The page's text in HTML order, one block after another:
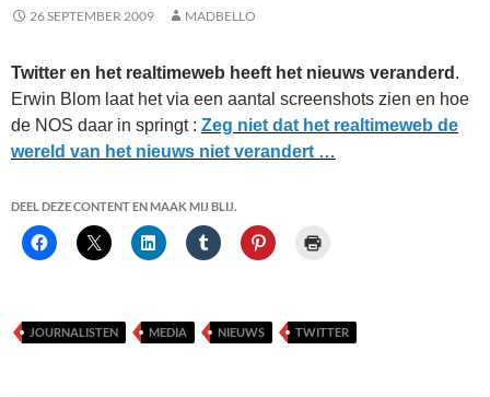
26 SEPTEMBER 2009 MADBELLO
Twitter en het realtimeweb heeft het nieuws veranderd .
Erwin Blom laat het via een aantal screenshots zien en hoe
de NOS daar in springt : Zeg niet dat het realtimeweb de
wereld van het nieuws niet verandert …
DEEL DEZE CONTENT EN MAAK MIJ BLIJ.
JOURNALISTEN MEDIA NIEUWS TWITTER